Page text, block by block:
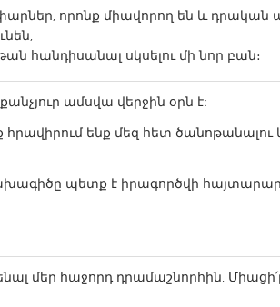
Gloucester, MA Hamilton-
որոնք միավորող են և դրական
հանդիսանալ սկսելու մի նոր բան։
ամսվա վերջին օրն է:
ենք մեզ հետ ծանոթանալու
պետք է իրագործվի
մեր հաջորդ դրամաշնորհին,